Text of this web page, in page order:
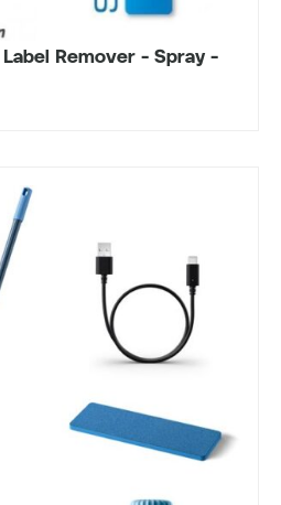
Label Remover - Spray -